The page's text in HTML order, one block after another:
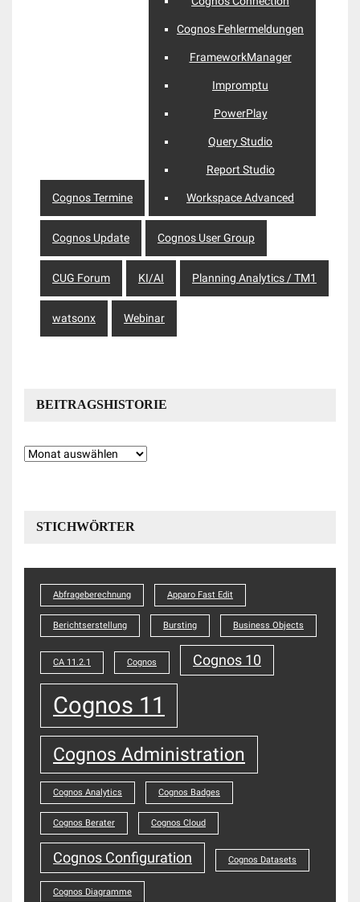
Cognos Termine
Cognos Fehlermeldungen
FrameworkManager
Impromptu
PowerPlay
Query Studio
Report Studio
Workspace Advanced
Cognos Update Cognos User Group
CUG Forum KI/AI Planning Analytics / TM1
watsonx Webinar
BEITRAGSHISTORIE
Beitragshistorie
STICHWÖRTER
Abfrageberechnung Apparo Fast Edit
Berichtserstellung Bursting Business Objects
CA 11.2.1 Cognos Cognos 10
Cognos 11
Cognos Administration
Cognos Analytics Cognos Badges
Cognos Berater Cognos Cloud
Cognos Configuration Cognos Datasets
Cognos Diagramme